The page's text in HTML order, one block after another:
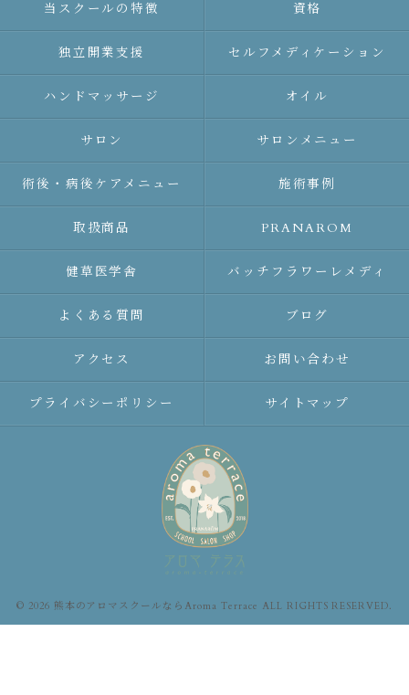
当スクールの特徴 資格
独立開業支援 セルフメディケーション
ハンドマッサージ オイル
サロン サロンメニュー
術後・病後ケアメニュー 施術事例
取扱商品 PRANAROM
健草医学舎 バッチフラワーレメディ
よくある質問 ブログ
アクセス お問い合わせ
プライバシーポリシー サイトマップ
© 2026 熊本のアロマスクールならAroma Terrace ALL RIGHTS RESERVED.